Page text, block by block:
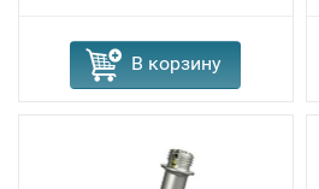
В корзину